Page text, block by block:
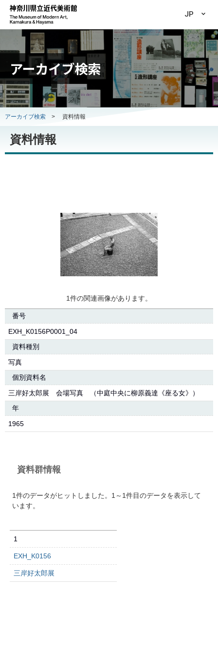
JP
アーカイブ検索
アーカイブ検索 > 資料情報
資料情報
1件の関連画像があります。
番号
EXH_K0156P0001_04
資料種別
写真
個別資料名
三岸好太郎展 会場写真 （中庭中央に柳原義達《座る女》）
年
1965
資料群情報
1件のデータがヒットしました。1～1件目のデータを表示して
います。
1
EXH_K0156
三岸好太郎展